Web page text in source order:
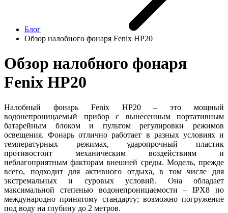
Блог
Обзор налобного фонаря Fenix HP20
Обзор налобного фонаря
Fenix HP20
Налобный фонарь Fenix HP20 – это мощный
водонепроницаемый прибор с вынесенным портативным
батарейным блоком и пультом регулировки режимов
освещения. Фонарь отлично работает в разных условиях и
температурных режимах, ударопрочный пластик
противостоит механическим воздействиям и
неблагоприятным факторам внешней среды. Модель, прежде
всего, подходит для активного отдыха, в том числе для
экстремальных и суровых условий. Она обладает
максимальной степенью водонепроницаемости – IPX8 по
международно принятому стандарту; возможно погружение
под воду на глубину до 2 метров.